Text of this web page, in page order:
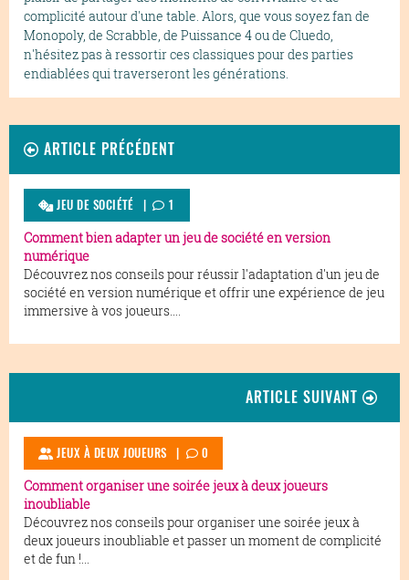
complicité autour d'une table. Alors, que vous soyez fan de
Monopoly, de Scrabble, de Puissance 4 ou de Cluedo,
n'hésitez pas à ressortir ces classiques pour des parties
endiablées qui traverseront les générations.
ARTICLE PRÉCÉDENT
JEU DE SOCIÉTÉ | 1
Comment bien adapter un jeu de société en version
numérique
Découvrez nos conseils pour réussir l'adaptation d'un jeu de
société en version numérique et offrir une expérience de jeu
immersive à vos joueurs....
ARTICLE SUIVANT
JEUX À DEUX JOUEURS | 0
Comment organiser une soirée jeux à deux joueurs
inoubliable
Découvrez nos conseils pour organiser une soirée jeux à
deux joueurs inoubliable et passer un moment de complicité
et de fun !...